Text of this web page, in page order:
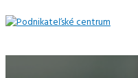
Preskočiť
na
Menu